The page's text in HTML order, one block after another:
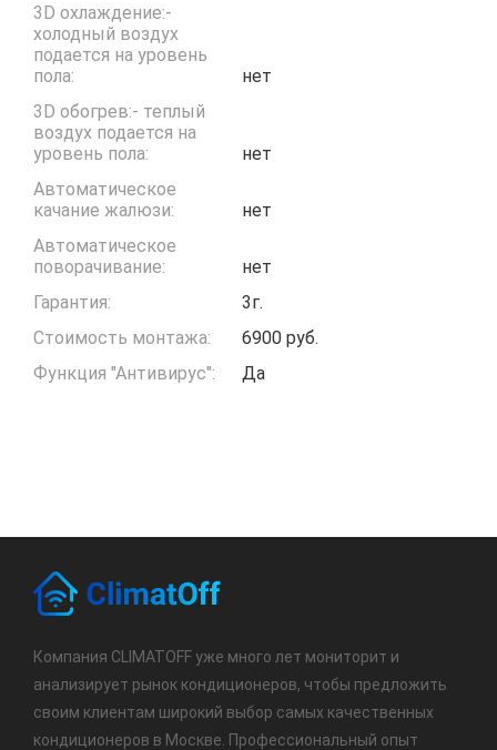
3D охлаждение:-
холодный воздух
подается на уровень
пола:
нет
3D обогрев:- теплый
воздух подается на
уровень пола:
нет
Автоматическое
качание жалюзи:
нет
Автоматическое
поворачивание:
нет
Гарантия:
3г.
Стоимость монтажа:
6900 руб.
Функция "Антивирус":
Да
Компания CLIMATOFF уже много лет мониторит и
анализирует рынок кондиционеров, чтобы предложить
своим клиентам широкий выбор самых качественных
кондиционеров в Москве. Профессиональный опыт